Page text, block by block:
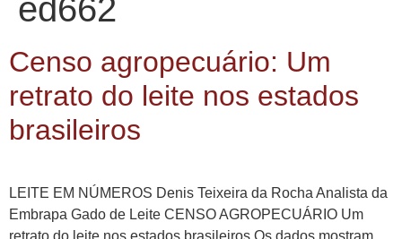
ed662
Censo agropecuário: Um
retrato do leite nos estados
brasileiros
LEITE EM NÚMEROS Denis Teixeira da Rocha Analista da
Embrapa Gado de Leite CENSO AGROPECUÁRIO Um
retrato do leite nos estados brasileiros Os dados mostram